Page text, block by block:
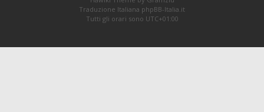
Traduzione Italiana phpBB-Italia.it
Tutti gli orari sono UTC+01:00